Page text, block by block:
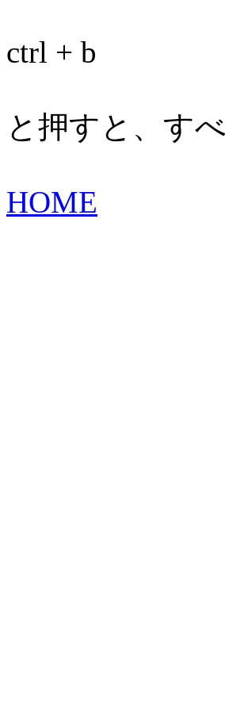
ctrl + b
と押すと、す
HOME